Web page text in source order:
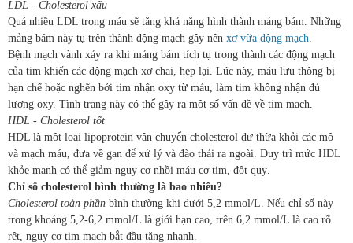
LDL - Cholesterol xấu
Quá nhiều LDL trong máu sẽ tăng khả năng hình thành mảng bám. Những
mảng bám này tụ trên thành động mạch gây nên xơ vữa động mạch
Bệnh mạch vành xảy ra khi mảng bám tích tụ trong thành các động mạch
của tim khiến các động mạch xơ chai, hẹp lại. Lúc này, máu lưu thông bị
hạn chế hoặc nghẽn bởi tim nhận oxy từ máu, làm tim không nhận đủ
lượng oxy. Tình trạng này có thể gây ra một số vấn đề về tim mạch.
HDL - Cholesterol tốt
HDL là một loại lipoprotein vận chuyển cholesterol dư thừa khỏi các mô
và mạch máu, đưa về gan để xử lý và đào thải ra ngoài. Duy trì mức HDL
khỏe mạnh có thể giảm nguy cơ nhồi máu cơ tim, đột quỵ.
Chỉ số cholesterol bình thường là bao nhiêu?
Cholesterol toàn phần bình thường khi dưới 5,2 mmol/L. Nếu chỉ số này
trong khoảng 5,2-6,2 mmol/L là giới hạn cao, trên 6,2 mmol/L là cao rõ
rệt, nguy cơ tim mạch bắt đầu tăng nhanh.